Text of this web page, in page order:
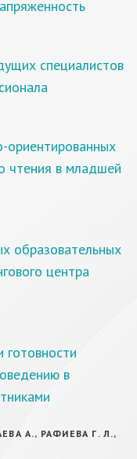
специалистов
ориентированных
чтения в младшей
образовательных
центра
готовности
в
А., РАФИЕВА Г. Л.,